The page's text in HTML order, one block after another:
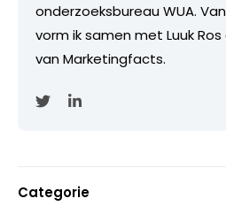
onderzoeksbureau WUA.
vorm ik samen met Luuk
van Marketingfacts.
Categorie